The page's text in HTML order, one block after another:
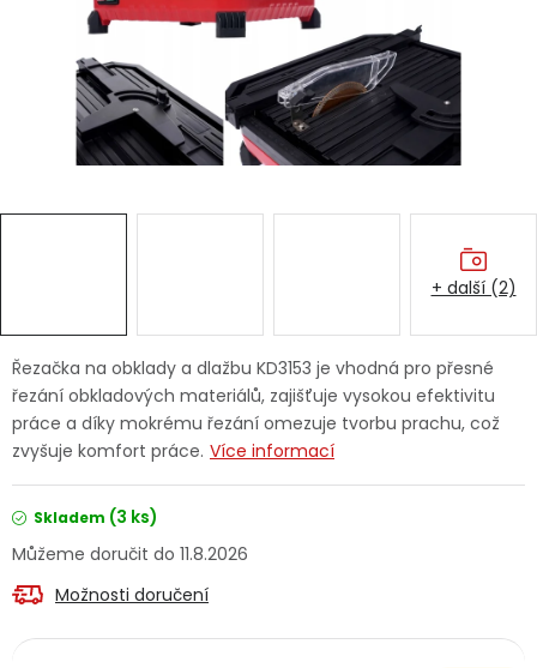
Autodoplňky
Vánoce
Ochranné pomůcky
Značky
Jaký je aktuální stav mé objednávky?
Velkoobchodní spolupráce (B2B)
Řezačka na obklady a dlažbu KD3153 je vhodná pro přesné
řezání obkladových materiálů, zajišťuje vysokou efektivitu
práce a díky mokrému řezání omezuje tvorbu prachu, což
zvyšuje komfort práce. Více informací
Skladem (3 ks)
11.8.2026
Možnosti doručení
+ další (2)